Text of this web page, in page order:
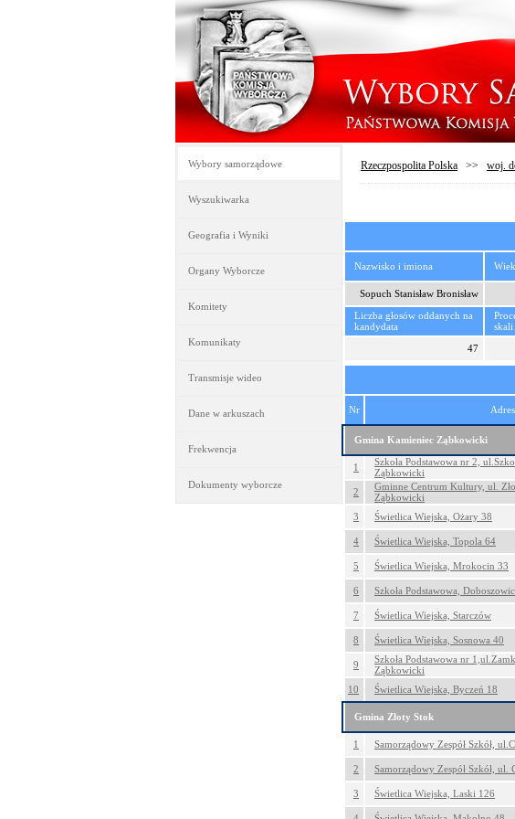
Wybory samorządowe
Wyszukiwarka
Geografia i Wyniki
Organy Wyborcze
Komitety
Komunikaty
Transmisje wideo
Dane w arkuszach
Frekwencja
Dokumenty wyborcze
Rzeczpospolita Polska >> woj.
Nazwisko i imiona Wiek
Sopuch Stanisław Bronisław
Liczba głosów oddanych na
kandydata
skali
47
Nr Adres
Gmina Kamieniec Ząbkowicki
1
Szkoła Podstawowa nr 2,
Ząbkowicki
2
Gminne Centrum Kultury, ul.
Ząbkowicki
3 Świetlica Wiejska, Ożary 38
4 Świetlica Wiejska, Topola 64
5 Świetlica Wiejska, Mrokocin 33
6 Szkoła Podstawowa,
7 Świetlica Wiejska, Starczów
8 Świetlica Wiejska, Sosnowa 40
9
Szkoła Podstawowa nr
Ząbkowicki
10 Świetlica Wiejska, Byczeń 18
Gmina Złoty Stok
1 Samorządowy Zespół Szkół,
2 Samorządowy Zespół Szkół, ul.
3 Świetlica Wiejska, Laski 126